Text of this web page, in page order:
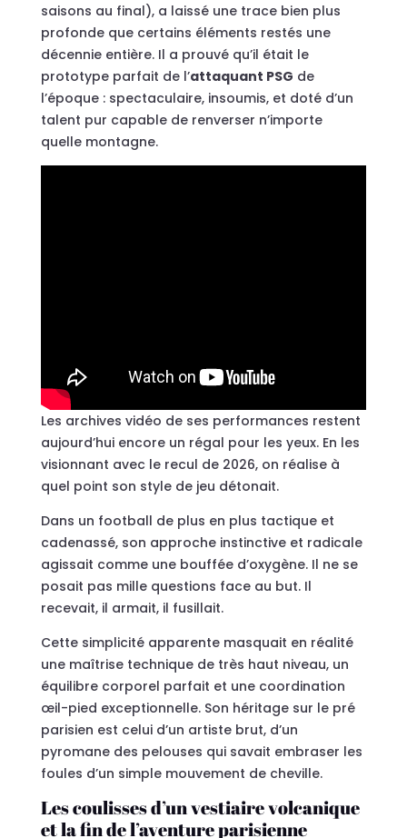
saisons au final), a laissé une trace bien plus
profonde que certains éléments restés une
décennie entière. Il a prouvé qu’il était le
prototype parfait de l’attaquant PSG de
l’époque : spectaculaire, insoumis, et doté d’un
talent pur capable de renverser n’importe
quelle montagne.
Les archives vidéo de ses performances restent
aujourd’hui encore un régal pour les yeux. En les
visionnant avec le recul de 2026, on réalise à
quel point son style de jeu détonait.
Dans un football de plus en plus tactique et
cadenassé, son approche instinctive et radicale
agissait comme une bouffée d’oxygène. Il ne se
posait pas mille questions face au but. Il
recevait, il armait, il fusillait.
Cette simplicité apparente masquait en réalité
une maîtrise technique de très haut niveau, un
équilibre corporel parfait et une coordination
œil-pied exceptionnelle. Son héritage sur le pré
parisien est celui d’un artiste brut, d’un
pyromane des pelouses qui savait embraser les
foules d’un simple mouvement de cheville.
Les coulisses d’un vestiaire volcanique
et la fin de l’aventure parisienne